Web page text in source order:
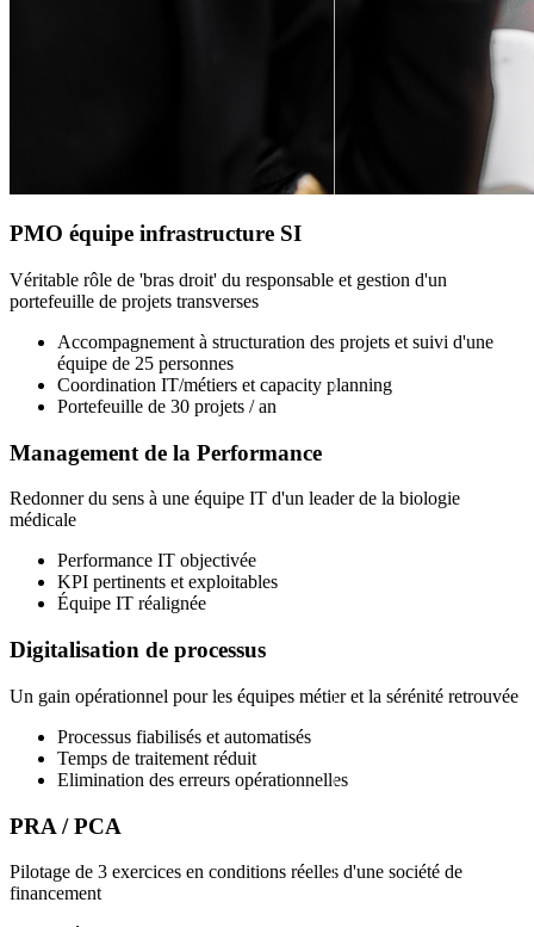
PMO équipe infrastructure SI
Véritable rôle de 'bras droit' du responsable et gestion d'un
portefeuille de projets transverses
Accompagnement à structuration des projets et suivi d'une
équipe de 25 personnes
Coordination IT/métiers et capacity planning
Portefeuille de 30 projets / an
Management de la Performance
Redonner du sens à une équipe IT d'un leader de la biologie
médicale
Performance IT objectivée
KPI pertinents et exploitables
Équipe IT réalignée
Digitalisation de processus
Un gain opérationnel pour les équipes métier et la sérénité retrouvée
Processus fiabilisés et automatisés
Temps de traitement réduit
Elimination des erreurs opérationnelles
PRA / PCA
Pilotage de 3 exercices en conditions réelles d'une société de
financement